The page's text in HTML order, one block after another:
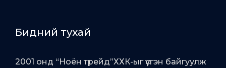
Бидний тухай
2001 онд “Ноён трейд”ХХК-ыг үүсгэн байгуулж